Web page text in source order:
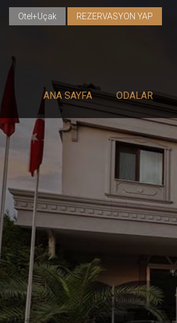
Otel+Uçak REZERVASYON YAP
ANA SAYFA ODALAR